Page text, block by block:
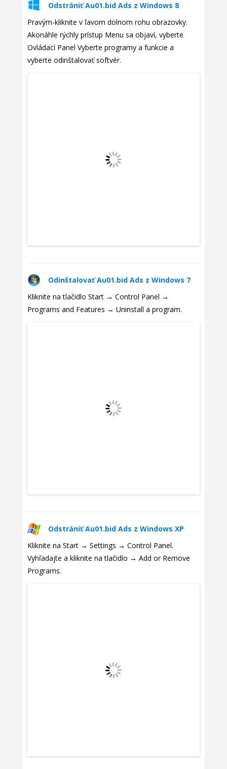
Odstrániť Au01.bid Ads z Windows 8
Pravým-kliknite v ľavom dolnom rohu obrazovky.
Akonáhle rýchly prístup Menu sa objaví, vyberte
Ovládací Panel Vyberte programy a funkcie a
vyberte odinštalovať softvér.
Odinštalovať Au01.bid Ads z Windows 7
Kliknite na tlačidlo Start → Control Panel →
Programs and Features → Uninstall a program.
Odstrániť Au01.bid Ads z Windows XP
Kliknite na Start → Settings → Control Panel.
Vyhľadajte a kliknite na tlačidlo → Add or Remove
Programs.